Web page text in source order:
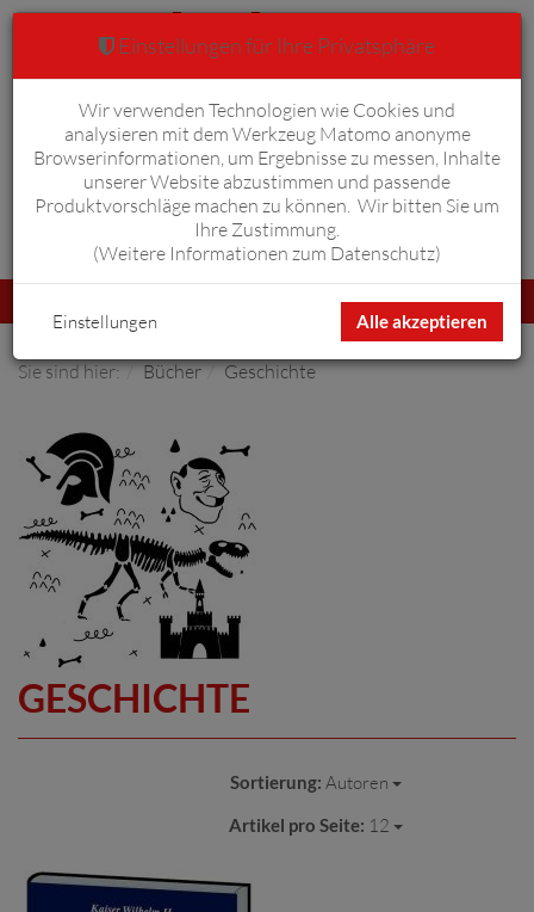
Anmelden Warenkorb 0
umschalten
Sie sind hier: Bücher Geschichte
GESCHICHTE
Sortierung: Autoren
Artikel pro Seite: 12
Einstellungen für Ihre Privatsphäre
Wir verwenden Technologien wie Cookies und
analysieren mit dem Werkzeug Matomo anonyme
Browserinformationen, um Ergebnisse zu messen, Inhalte
unserer Website abzustimmen und passende
Produktvorschläge machen zu können. Wir bitten Sie um
Ihre Zustimmung.
(Weitere Informationen zum Datenschutz)
Alle akzeptieren
Einstellungen